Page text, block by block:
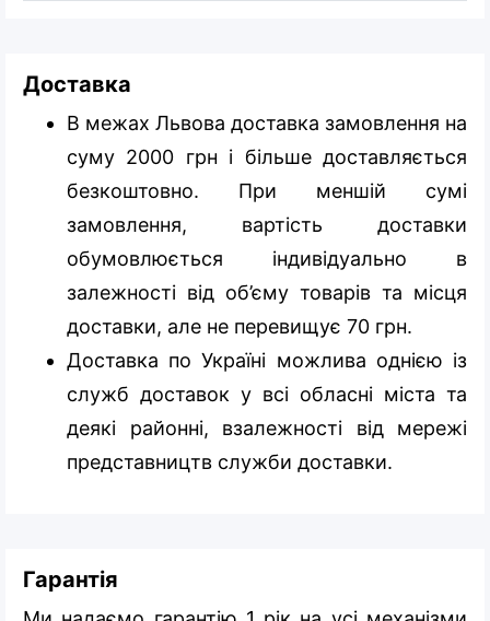
Доставка
В межах Львова доставка замовлення на
суму 2000 грн і більше доставляється
безкоштовно. При меншій сумі
замовлення, вартість доставки
обумовлюється індивідуально в
залежності від об’єму товарів та місця
доставки, але не перевищує 70 грн.
Доставка по Україні можлива однією із
служб доставок у всі обласні міста та
деякі районні, взалежності від мережі
представництв служби доставки.
Гарантія